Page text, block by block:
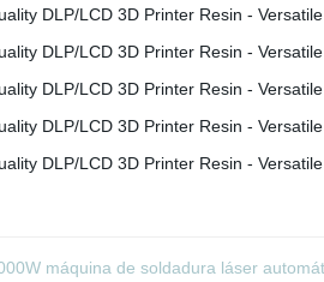
máquina de soldadura láser